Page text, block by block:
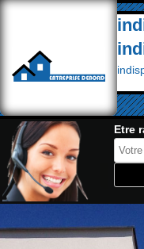
Etre